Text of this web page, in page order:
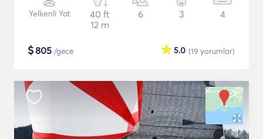
Yelkenli Yat
40 ft
12 m
6 3 4
$805 /gece (19 yorumlar)
5.0